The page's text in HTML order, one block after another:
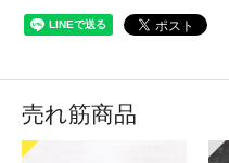
売れ筋商品